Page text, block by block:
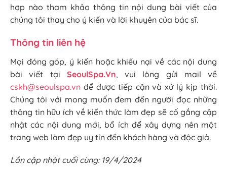
hợp nào tham khảo thông tin nội dung bài viết của
chúng tôi thay cho ý kiến và lời khuyên của bác sĩ.
Thông tin liên hệ
Mọi đóng góp, ý kiến hoặc khiếu nại về các nội dung
bài viết tại SeoulSpa.Vn, vui lòng gửi mail về
cskh@seoulspa.vn để được tiếp cận và xử lý kịp thời.
Chúng tôi với mong muốn đem đến người đọc những
thông tin hữu ích về kiến thức làm đẹp sẽ cố gắng cập
nhật các nội dung mới, bổ ích để xây dựng nên một
trang web làm đẹp uy tín đến khách hàng và độc giả.
Lần cập nhật cuối cùng: 19/4/2024